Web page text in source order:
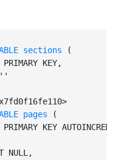
sections
(
KEY,
pages
(
KEY